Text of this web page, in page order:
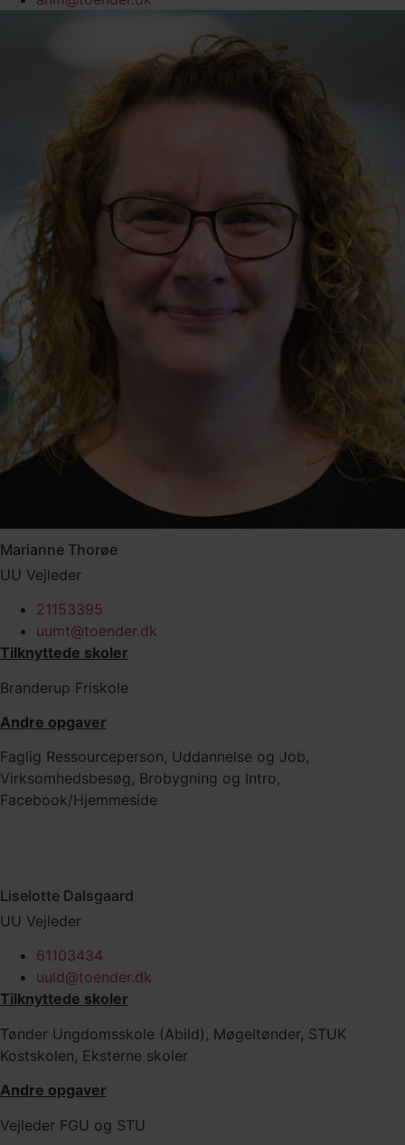
Marianne Thorøe
UU Vejleder
21153395
uumt@toender.dk
Tilknyttede skoler
Branderup Friskole
Andre opgaver
Faglig Ressourceperson, Uddannelse og Job,
Virksomhedsbesøg, Brobygning og Intro,
Facebook/Hjemmeside
Liselotte Dalsgaard
UU Vejleder
61103434
uuld@toender.dk
Tilknyttede skoler
Tønder Ungdomsskole (Abild), Møgeltønder, STUK
Kostskolen, Eksterne skoler
Andre opgaver
Vejleder FGU og STU